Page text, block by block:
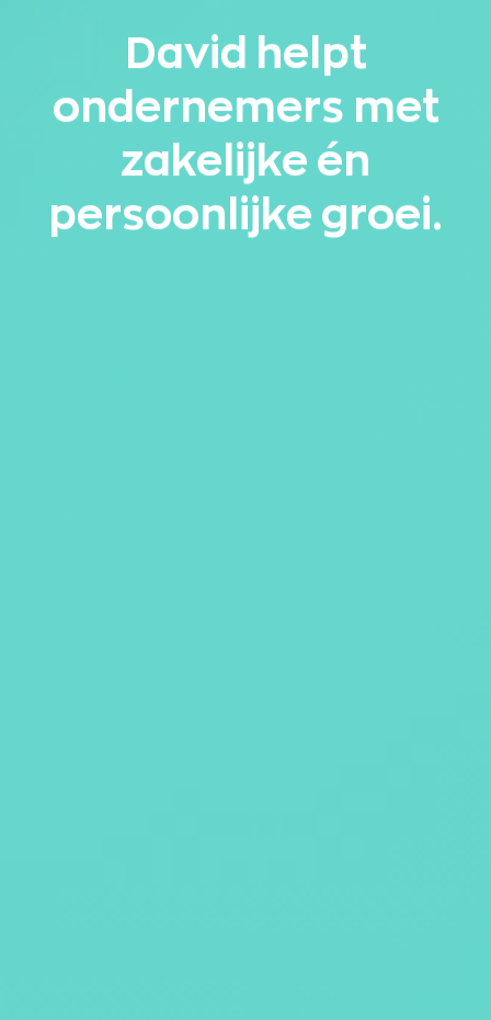
David helpt
ondernemers met
zakelijke én
persoonlijke groei.